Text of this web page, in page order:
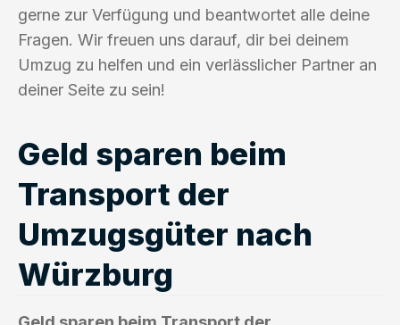
gerne zur Verfügung und beantwortet alle deine
Fragen. Wir freuen uns darauf, dir bei deinem
Umzug zu helfen und ein verlässlicher Partner an
deiner Seite zu sein!
Geld sparen beim
Transport der
Umzugsgüter nach
Würzburg